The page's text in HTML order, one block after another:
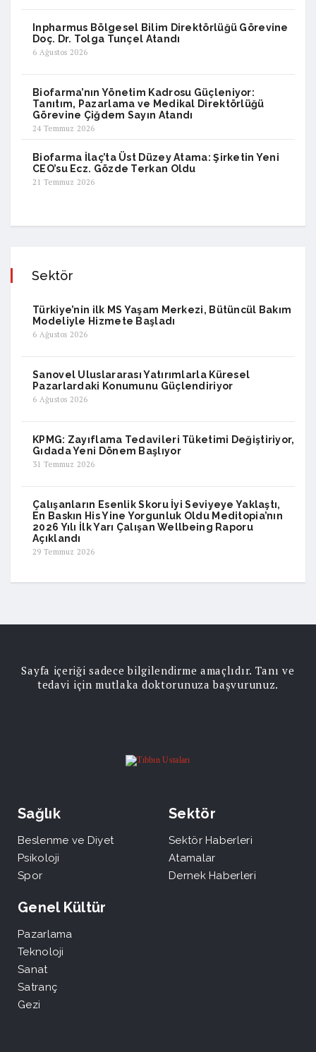
Inpharmus Bölgesel Bilim Direktörlüğü Görevine
Doç. Dr. Tolga Tunçel Atandı
6 Ağustos 2026
Biofarma’nın Yönetim Kadrosu Güçleniyor:
Tanıtım, Pazarlama ve Medikal Direktörlüğü
Görevine Çiğdem Sayın Atandı
24 Temmuz 2026
Biofarma İlaç’ta Üst Düzey Atama: Şirketin Yeni
CEO’su Ecz. Gözde Terkan Oldu
21 Temmuz 2026
Sektör
Türkiye’nin ilk MS Yaşam Merkezi, Bütüncül Bakım
Modeliyle Hizmete Başladı
6 Ağustos 2026
Sanovel Uluslararası Yatırımlarla Küresel
Pazarlardaki Konumunu Güçlendiriyor
6 Ağustos 2026
KPMG: Zayıflama Tedavileri Tüketimi Değiştiriyor,
Gıdada Yeni Dönem Başlıyor
31 Temmuz 2026
Çalışanların Esenlik Skoru İyi Seviyeye Yaklaştı,
En Baskın His Yine Yorgunluk Oldu Meditopia’nın
2026 Yılı İlk Yarı Çalışan Wellbeing Raporu
Açıklandı
29 Temmuz 2026
Sayfa içeriği sadece bilgilendirme amaçlıdır. Tanı ve
tedavi için mutlaka doktorunuza başvurunuz.
Sağlık
Beslenme ve Diyet
Psikoloji
Spor
Sektör
Sektör Haberleri
Atamalar
Dernek Haberleri
Genel Kültür
Pazarlama
Teknoloji
Sanat
Satranç
Gezi